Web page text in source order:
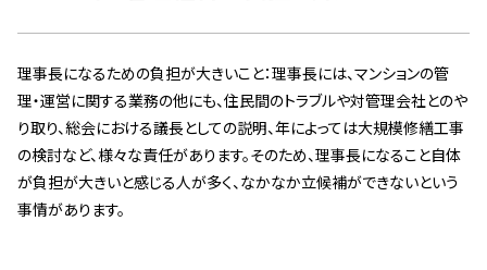
理事長になるための負担が大きいこと：理事長には、マンションの管
理・運営に関する業務の他にも、住民間のトラブルや対管理会社とのや
り取り、総会における議長としての説明、年によっては大規模修繕工事
の検討など、様々な責任があります。そのため、理事長になること自体
が負担が大きいと感じる人が多く、なかなか立候補ができないという
事情があります。
実績・お客様の声